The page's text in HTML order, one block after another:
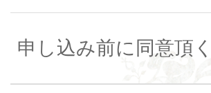
申し込み前に同意頂